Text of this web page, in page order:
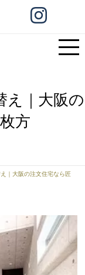
え｜大阪の
方
｜大阪の注文住宅なら匠